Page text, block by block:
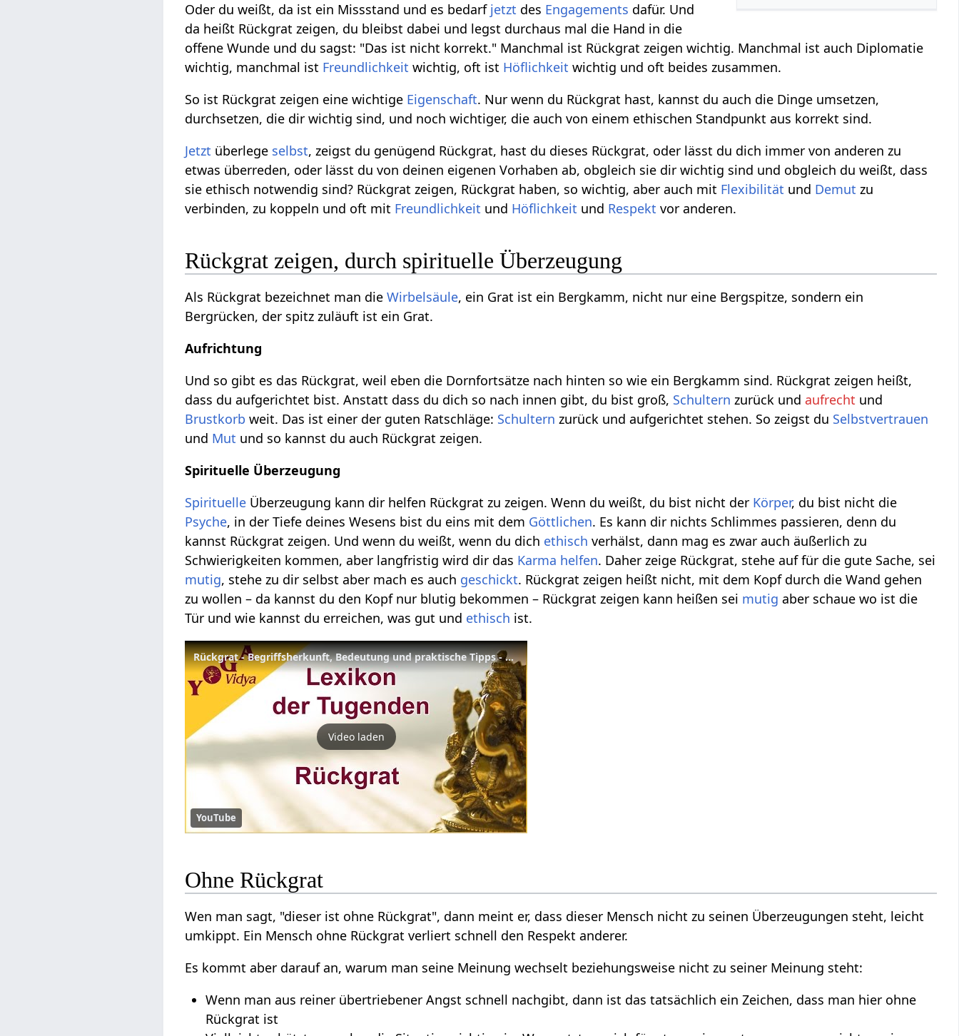
Oder du weißt, da ist ein Missstand und es bedarf jetzt des Engagements dafür. Und
da heißt Rückgrat zeigen, du bleibst dabei und legst durchaus mal die Hand in die
offene Wunde und du sagst: "Das ist nicht korrekt." Manchmal ist Rückgrat zeigen wichtig. Manchmal ist auch Diplomatie
wichtig, manchmal ist Freundlichkeit wichtig, oft ist Höflichkeit wichtig und oft beides zusammen.
So ist Rückgrat zeigen eine wichtige Eigenschaft. Nur wenn du Rückgrat hast, kannst du auch die Dinge umsetzen,
durchsetzen, die dir wichtig sind, und noch wichtiger, die auch von einem ethischen Standpunkt aus korrekt sind.
Jetzt überlege selbst, zeigst du genügend Rückgrat, hast du dieses Rückgrat, oder lässt du dich immer von anderen zu
etwas überreden, oder lässt du von deinen eigenen Vorhaben ab, obgleich sie dir wichtig sind und obgleich du weißt, dass
sie ethisch notwendig sind? Rückgrat zeigen, Rückgrat haben, so wichtig, aber auch mit Flexibilität und Demut zu
verbinden, zu koppeln und oft mit Freundlichkeit und Höflichkeit und Respekt vor anderen.
Rückgrat zeigen, durch spirituelle Überzeugung
Als Rückgrat bezeichnet man dieWirbelsäule, ein Grat ist ein Bergkamm, nicht nur eine Bergspitze, sondern ein
Bergrücken, der spitz zuläuft ist ein Grat.
Aufrichtung
Und so gibt es das Rückgrat, weil eben die Dornfortsätze nach hinten so wie ein Bergkamm sind. Rückgrat zeigen heißt,
dass du aufgerichtet bist. Anstatt dass du dich so nach innen gibt, du bist groß, Schultern zurück und aufrecht und
Brustkorb weit. Das ist einer der guten Ratschläge: Schultern zurück und aufgerichtet stehen. So zeigst du Selbstvertrauen
und Mut und so kannst du auch Rückgrat zeigen.
Spirituelle Überzeugung
Spirituelle Überzeugung kann dir helfen Rückgrat zu zeigen. Wenn du weißt, du bist nicht der Körper, du bist nicht die
Psyche, in der Tiefe deines Wesens bist du eins mit dem Göttlichen. Es kann dir nichts Schlimmes passieren, denn du
kannst Rückgrat zeigen. Und wenn du weißt, wenn du dich ethisch verhälst, dann mag es zwar auch äußerlich zu
Schwierigkeiten kommen, aber langfristig wird dir das Karma helfen. Daher zeige Rückgrat, stehe auf für die gute Sache, sei
mutig, stehe zu dir selbst aber mach es auch geschickt. Rückgrat zeigen heißt nicht, mit dem Kopf durch die Wand gehen
zu wollen – da kannst du den Kopf nur blutig bekommen – Rückgrat zeigen kann heißen sei mutig aber schaue wo ist die
Tür und wie kannst du erreichen, was gut und ethisch ist.
Rückgrat - Begriffsherkunft, Bedeutung und praktische Tipps - Lexikon der Tugenden Yoga Vidya
Video laden
YouTube
Ohne Rückgrat
Wen man sagt, "dieser ist ohne Rückgrat", dann meint er, dass dieser Mensch nicht zu seinen Überzeugungen steht, leicht
umkippt. Ein Mensch ohne Rückgrat verliert schnell den Respekt anderer.
Es kommt aber darauf an, warum man seine Meinung wechselt beziehungsweise nicht zu seiner Meinung steht:
Wenn man aus reiner übertriebener Angst schnell nachgibt, dann ist das tatsächlich ein Zeichen, dass man hier ohne
Rückgrat ist